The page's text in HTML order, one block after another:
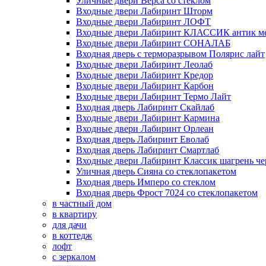
Входные двери Лабиринт Шторм
Входные двери Лабиринт ЛОФТ
Входные двери Лабиринт КЛАССИК антик
Входные двери Лабиринт СОНАЛАБ
Входная дверь с терморазрывом Полярис лайт
Входные двери Лабиринт Леолаб
Входные двери Лабиринт Кредор
Входные двери Лабиринт Карбон
Входные двери Лабиринт Термо Лайт
Входная дверь Лабиринт Скайлаб
Входные двери Лабиринт Кармина
Входные двери Лабиринт Орлеан
Входная дверь Лабиринт Еволаб
Входная дверь Лабиринт Смартлаб
Входные двери Лабиринт Классик шагрень
Уличная дверь Сияна со стеклопакетом
Входная дверь Имперо со стеклом
Входная дверь Фрост 7024 со стеклопакетом
в частный дом
в квартиру
для дачи
в коттедж
лофт
с зеркалом